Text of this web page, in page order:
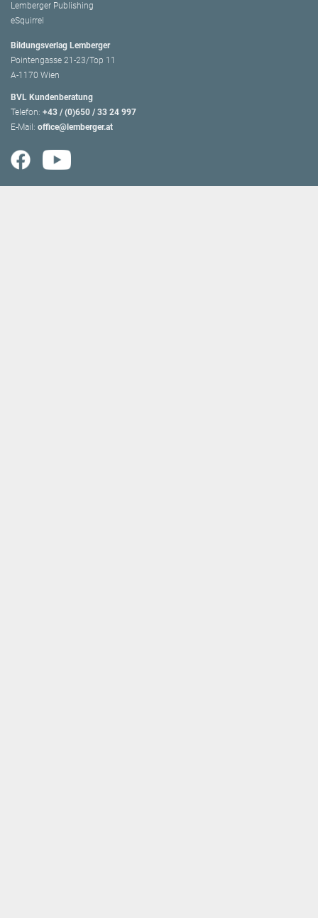
Lemberger Publishing
eSquirrel
Bildungsverlag Lemberger
Pointengasse 21-23/Top 11
A-1170 Wien
BVL Kundenberatung
Telefon: +43 / (0)650 / 33 24 997
E-Mail: office@lemberger.at